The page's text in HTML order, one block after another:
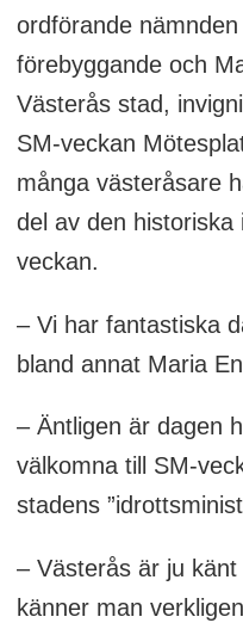
ordförande
förebyggande och
Västerås stad,
SM-veckan
många västeråsare
del av den historiska
veckan.
– Vi har fantastiska
bland annat Maria
– Äntligen är dagen
välkomna till SM-
stadens
– Västerås är ju
känner man